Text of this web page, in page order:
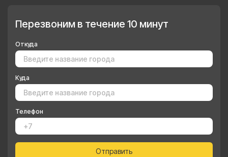
Перезвоним в течение 10 минут
Откуда
Куда
Телефон